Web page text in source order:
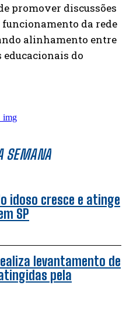
SEMANA
idoso cresce e atinge
SP
levantamento de
pela
promover discussões
da rede
alinhamento entre
educacionais do